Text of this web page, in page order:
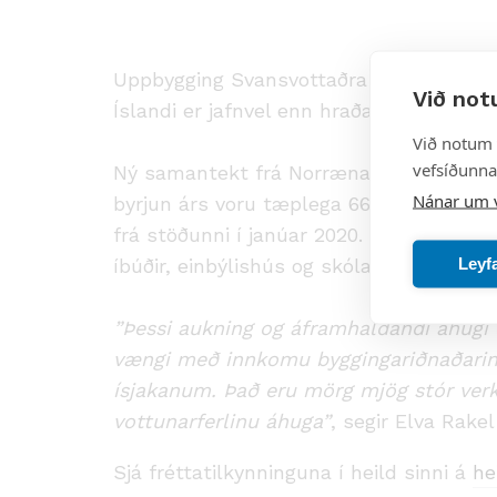
Við
Við
Nánar um
Uppbygging Svansvottaðra byggingar
Íslandi er jafnvel enn hraðari, þar sem
Ný samantekt frá Norræna Svaninum
byrjun árs voru tæplega 66.000
frá stöðunni í janúar 2020. Þróunin á
íbúðir, einbýlishús og skólar á Íslandi í
”Þessi aukning og áframhaldandi
vængi með innkomu
ísjakanum. Það eru mörg mjög stór
vottunarferlinu áhuga”, segir Elva
Sjá fréttatilkynninguna í heild sinni á